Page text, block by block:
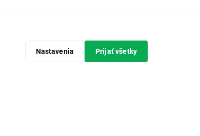
Nastavenia Prijať všetky